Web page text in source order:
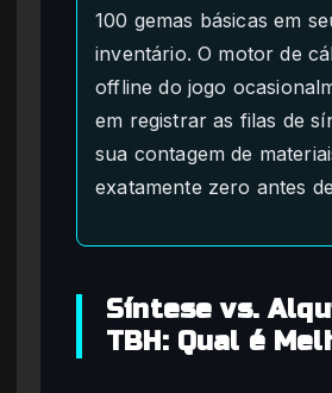
100 gemas básicas em
inventário. O motor de
offline do jogo
em registrar as filas de
sua contagem de
exatamente zero antes
Síntese vs.
TBH: Qual é